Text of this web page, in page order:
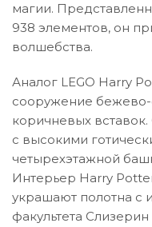
магии.
938 элементов, он
волшебства.
Аналог LEGO Harry
сооружение бежево-
коричневых вставок.
с высокими
четырехэтажной
Интерьер Harry
украшают полотна с
факультета